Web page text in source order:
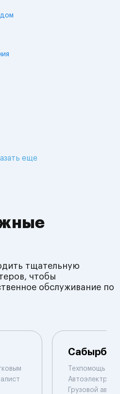
еще
тщательную
чтобы
обслуживание по
Сабырбек
Техпомощь на
Автоэлектрик
Грузовой